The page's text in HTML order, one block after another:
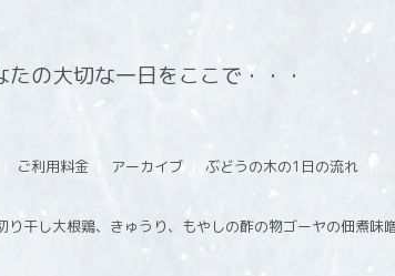
たの大切な一日をここで・・・
ご利用料金 アーカイブ ぶどうの木の1日の流れ
干し大根鶏、きゅうり、もやしの酢の物ゴーヤの佃煮味